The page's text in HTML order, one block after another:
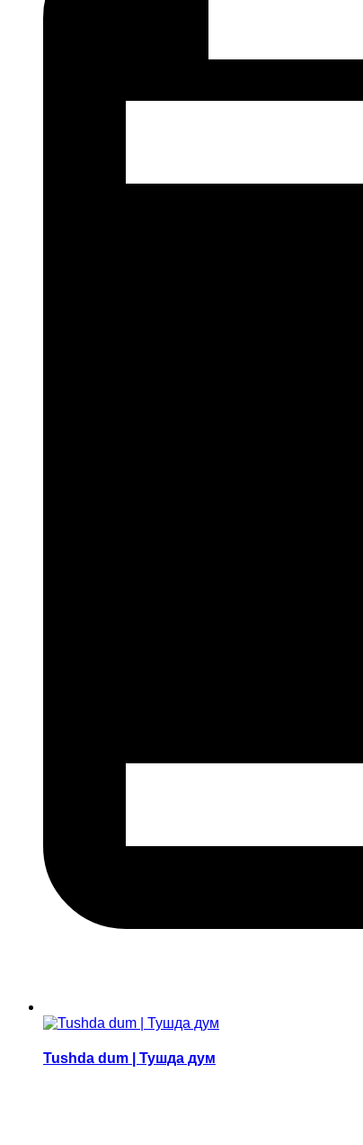
Tushda dum | Тушда дум